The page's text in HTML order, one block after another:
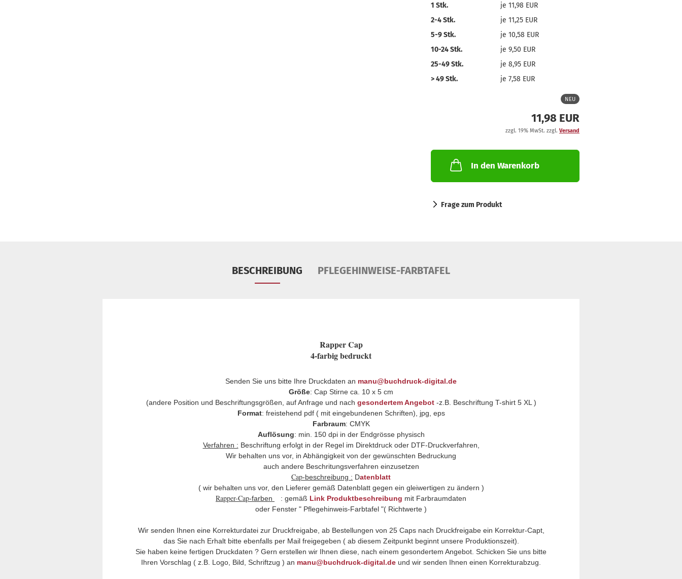
1 Stk.
je 11,98 EUR
2-4 Stk.
je 11,25 EUR
5-9 Stk.
je 10,58 EUR
10-24 Stk.
je 9,50 EUR
25-49 Stk.
je 8,95 EUR
> 49 Stk.
je 7,58 EUR
NEU
11,98 EUR
zzgl. 19% MwSt. zzgl. Versand
In den Warenkorb
Frage zum Produkt
BESCHREIBUNG PFLEGEHINWEISE-FARBTAFEL
Rapper Cap
4-farbig bedruckt
Senden Sie uns bitte Ihre Druckdaten an manu@buchdruck-digital.de
Größe: Cap Stirne ca. 10 x 5 cm
(andere Position und Beschriftungsgrößen, auf Anfrage und nach gesondertem Angebot -z.B. Beschriftung T-shirt 5 XL )
Format: freistehend pdf ( mit eingebundenen Schriften), jpg, eps
Farbraum: CMYK
Auflösung: min. 150 dpi in der Endgrösse physisch
Verfahren : Beschriftung erfolgt in der Regel im Direktdruck oder DTF-Druckverfahren,
Wir behalten uns vor, in Abhängigkeit von der gewünschten Bedruckung
auch andere Beschritungsverfahren einzusetzen
Cap-beschreibung : Datenblatt
( wir behalten uns vor, den Lieferer gemäß Datenblatt gegen ein gleiwertigen zu ändern )
Rapper-Cap-farben : gemäß Link Produktbeschreibung mit Farbraumdaten
oder Fenster " Pflegehinweis-Farbtafel "( Richtwerte )
Wir senden Ihnen eine Korrekturdatei zur Druckfreigabe, ab Bestellungen von 25 Caps nach Druckfreigabe ein Korrektur-Capt,
das Sie nach Erhalt bitte ebenfalls per Mail freigegeben ( ab diesem Zeitpunkt beginnt unsere Produktionszeit).
Sie haben keine fertigen Druckdaten ? Gern erstellen wir Ihnen diese, nach einem gesondertem Angebot. Schicken Sie uns bitte
Ihren Vorschlag ( z.B. Logo, Bild, Schriftzug ) an manu@buchdruck-digital.de und wir senden Ihnen einen Korrekturabzug.